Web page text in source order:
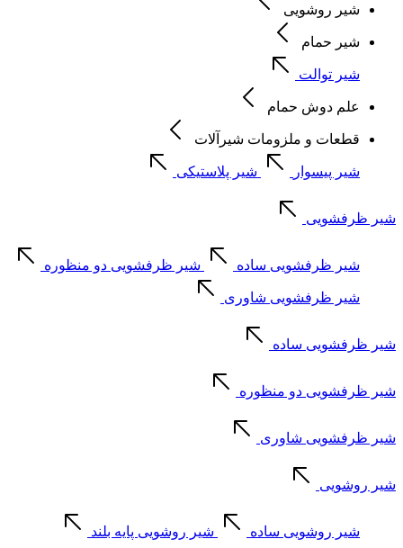
شیر روشویی
شیر حمام
شیر توالت
علم دوش حمام
قطعات و ملزومات شیرآلات
شیر پیسوار شیر پلاستیکی
شیر ظرفشویی
شیر ظرفشویی ساده شیر ظرفشویی دو منظوره
شیر ظرفشویی شاوری
شیر ظرفشویی ساده
شیر ظرفشویی دو منظوره
شیر ظرفشویی شاوری
شیر روشویی
شیر روشویی ساده شیر روشویی پایه بلند